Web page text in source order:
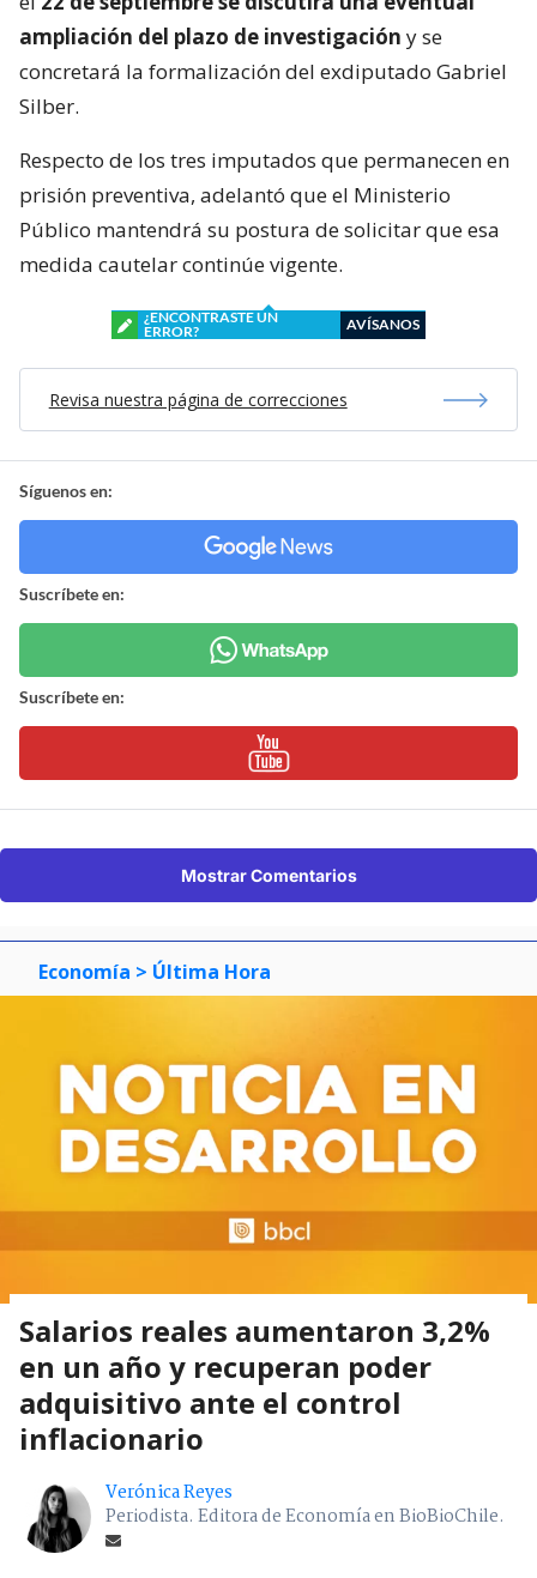
ampliación del plazo de investigación y se
concretará la formalización del exdiputado Gabriel
Silber.
Respecto de los tres imputados que permanecen en
prisión preventiva, adelantó que el Ministerio
Público mantendrá su postura de solicitar que esa
medida cautelar continúe vigente.
¿ENCONTRASTE UN
ERROR?
AVÍSANOS
Revisa nuestra página de correcciones
Síguenos en:
Suscríbete en:
Suscríbete en:
Mostrar Comentarios
Economía > Última Hora
Salarios reales aumentaron 3,2%
en un año y recuperan poder
adquisitivo ante el control
inflacionario
Verónica Reyes
Periodista. Editora de Economía en BioBioChile.